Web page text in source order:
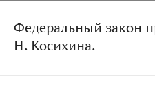
Федеральный закон
Н. Косихина.